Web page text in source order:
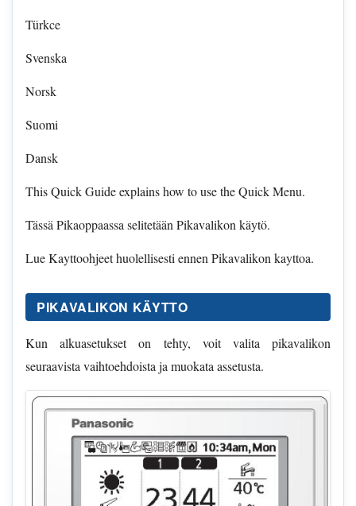
Türkce
Svenska
Norsk
Suomi
Dansk
This Quick Guide explains how to use the Quick Menu.
Tässä Pikaoppaassa selitetään Pikavalikon käytö.
Lue Kayttoohjeet huolellisesti ennen Pikavalikon kayttoa.
PIKAVALIKON KÄYTTO
Kun alkuasetukset on tehty, voit valita pikavalikon
seuraavista vaihtoehdoista ja muokata assetusta.